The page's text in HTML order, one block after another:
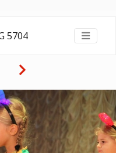
5704